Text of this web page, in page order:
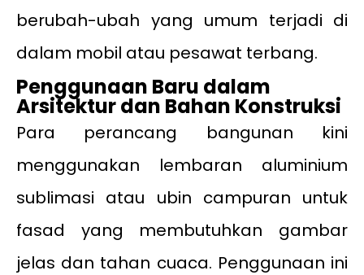
berubah-ubah yang umum terjadi di
dalam mobil atau pesawat terbang.
Penggunaan Baru dalam
Arsitektur dan Bahan Konstruksi
Para perancang bangunan kini
menggunakan lembaran aluminium
sublimasi atau ubin campuran untuk
fasad yang membutuhkan gambar
jelas dan tahan cuaca. Penggunaan ini